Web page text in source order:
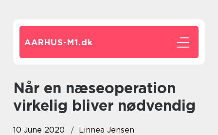
AARHUS-M1.dk
Når en næseoperation
virkelig bliver nødvendig
10 June 2020
Linnea Jensen